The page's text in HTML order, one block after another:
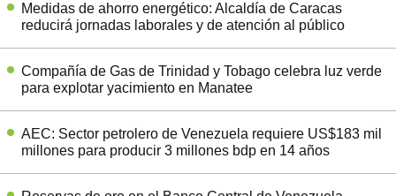
Medidas de ahorro energético: Alcaldía de Caracas
reducirá jornadas laborales y de atención al público
Compañía de Gas de Trinidad y Tobago celebra luz verde
para explotar yacimiento en Manatee
AEC: Sector petrolero de Venezuela requiere US$183 mil
millones para producir 3 millones bdp en 14 años